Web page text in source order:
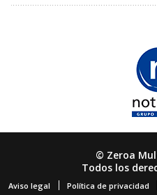
© Zeroa
Todos los
Aviso legal Política de privacidad